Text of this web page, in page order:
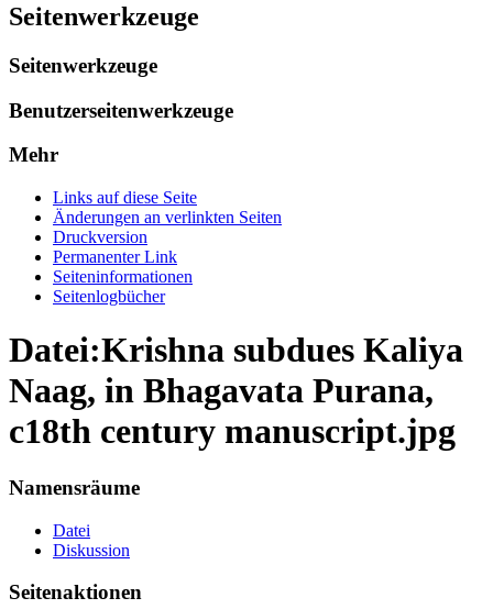
Seitenwerkzeuge
Seitenwerkzeuge
Benutzerseitenwerkzeuge
Mehr
Links auf diese Seite
Änderungen an verlinkten Seiten
Druckversion
Permanenter Link
Seiten­informationen
Seitenlogbücher
Datei:Krishna subdues Kaliya
Naag, in Bhagavata Purana,
c18th century manuscript.jpg
Namensräume
Datei
Diskussion
Seitenaktionen